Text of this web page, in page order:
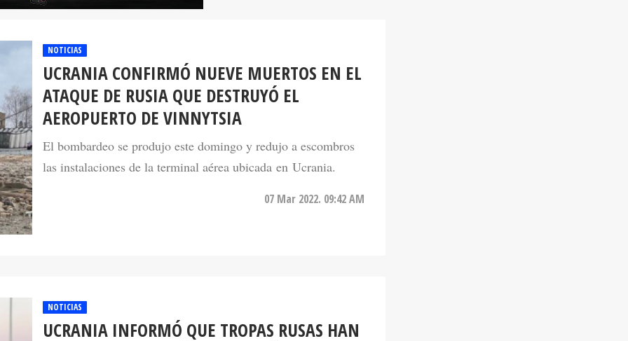
UCRANIA CONFIRMÓ NUEVE MUERTOS EN EL
ATAQUE DE RUSIA QUE DESTRUYÓ EL
AEROPUERTO DE VINNYTSIA
El bombardeo se produjo este domingo y redujo a escombros
las instalaciones de la terminal aérea ubicada en Ucrania.
07 Mar 2022. 09:42 AM
UCRANIA INFORMÓ QUE TROPAS RUSAS HAN
ASESINADO A 78 NIÑOS EN 16 DÍAS